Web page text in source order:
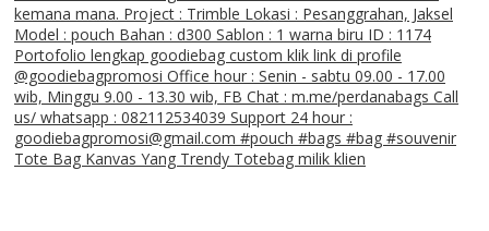
Tote Bag Kanvas Yang Trendy Totebag milik klien